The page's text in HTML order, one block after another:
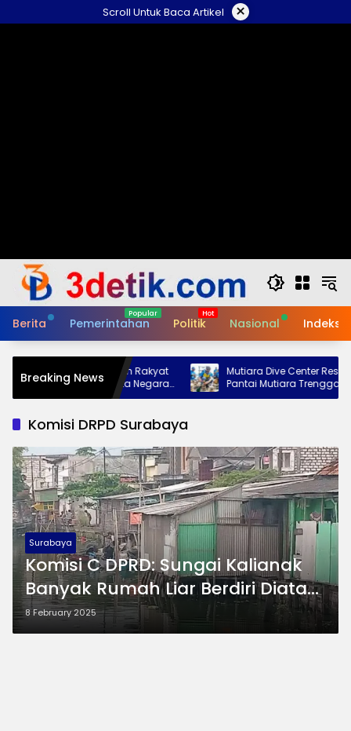
to
Scroll Untuk Baca Artikel ×
Berita Pemerintahan Politik Nasional Indeks
Breaking News
Tempati Sekolah Rakyat
Bukti Nyata Negara
Kurang Mampu
Mutiara Dive Center Resmi
Pantai Mutiara Trenggalek Kini
Wisata Bawah Laut Andalan
Komisi DRPD Surabaya
Surabaya
Komisi C DPRD: Sungai Kalianak
Banyak Rumah Liar Berdiri Diatas
Aliran Air
8 February 2025